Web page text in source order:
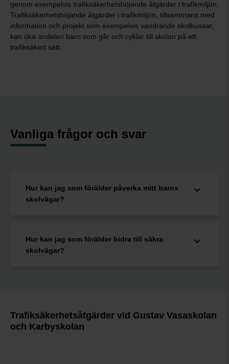
genom exempelvis trafiksäkerhetshöjande åtgärder i trafikmiljön.
Trafiksäkerhetshöjande åtgärder i trafikmiljön, tillsammans med
information och projekt som exempelvis vandrande skolbussar,
kan öka andelen barn som går och cyklar till skolan på ett
trafiksäkert sätt.
Vanliga frågor och svar
Hur kan jag som förälder påverka mitt barns
skolvägar?
Hur kan jag som förälder bidra till säkra
skolvägar?
Trafiksäkerhetsåtgärder vid Gustav Vasaskolan
och Karbyskolan